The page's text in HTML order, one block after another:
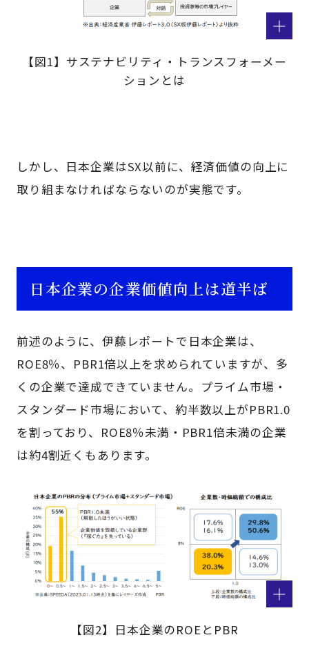
【図1】サステナビリティ・トランスフォーメー
ションとは
しかし、日本企業はSX以前に、経済価値の向上に
取り組まなければならないのが実態です。
日本企業の企業価値向上は道半ば
前述のように、伊藤レポートで日本企業は、
ROE8％、PBR1倍以上を求められていますが、多
くの企業で達成できていません。プライム市場・
スタンダード市場において、約半数以上がPBR1.0
を割っており、ROE8％未満・PBR1倍未満の企業
は約4割近くもあります。
【図2】日本企業のROEとPBR